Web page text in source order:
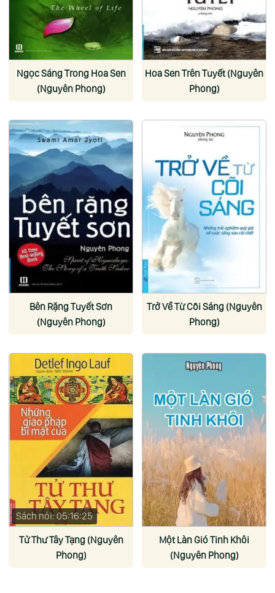
Ngọc Sáng Trong Hoa Sen
(Nguyên Phong)
Hoa Sen Trên Tuyết (Nguyên
Phong)
Bên Rặng Tuyết Sơn
(Nguyên Phong)
Trở Về Từ Cõi Sáng (Nguyên
Phong)
Sách nói: 05:16:25
Tử Thư Tây Tạng (Nguyên
Phong)
Một Làn Gió Tinh Khôi
(Nguyên Phong)